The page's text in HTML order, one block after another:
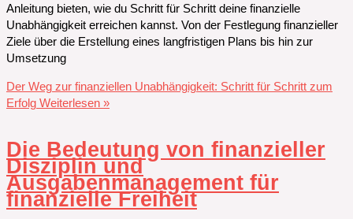
Anleitung bieten, wie du Schritt für Schritt deine finanzielle
Unabhängigkeit erreichen kannst. Von der Festlegung finanzieller
Ziele über die Erstellung eines langfristigen Plans bis hin zur
Umsetzung
Der Weg zur finanziellen Unabhängigkeit: Schritt für Schritt zum
Erfolg Weiterlesen »
Die Bedeutung von finanzieller
Disziplin und
Ausgabenmanagement für
finanzielle Freiheit